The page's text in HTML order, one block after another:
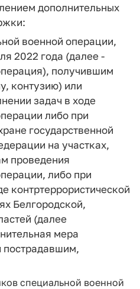
дополнительных
военной операции,
2022 года (далее -
получившим
контузию) или
задач в ходе
либо при
государственной
на участках,
проведения
либо при
контртеррористической
Белгородской,
(далее
мера
пострадавшим,
специальной военной